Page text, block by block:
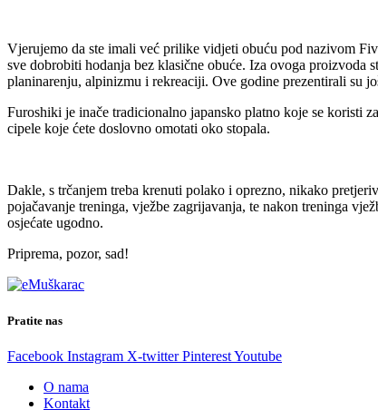
Vjerujemo da ste imali već prilike vidjeti obuću pod nazivom
sve dobrobiti hodanja bez klasične obuće. Iza ovoga proizvoda
planinarenju, alpinizmu i rekreaciji. Ove godine prezentirali su
Furoshiki je inače tradicionalno japansko platno koje se koristi
cipele koje ćete doslovno omotati oko stopala.
Dakle, s trčanjem treba krenuti polako i oprezno, nikako
pojačavanje treninga, vježbe zagrijavanja, te nakon treninga
osjećate ugodno.
Priprema, pozor, sad!
Pratite nas
Facebook Instagram X-twitter PinterestYoutube
O nama
Kontakt